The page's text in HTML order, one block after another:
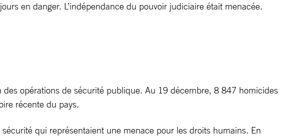
en danger. L’indépendance du pouvoir judiciaire était menacée.
opérations de sécurité publique. Au 19 décembre, 8 847 homicides
récente du pays.
qui représentaient une menace pour les droits humains. En